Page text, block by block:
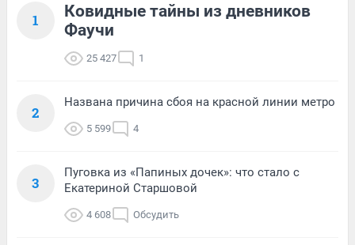
1
Ковидные тайны из дневников
Фаучи
25 427 1
2
Названа причина сбоя на красной линии метро
5 599 4
3
Пуговка из «Папиных дочек»: что стало с
Екатериной Старшовой
4 608 Обсудить